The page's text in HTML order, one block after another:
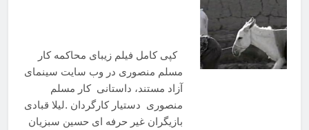
کپی کامل فیلم زیبای محاکمه کار
مسلم منصوری در وب سایت سینمای
آزاد مستند، داستانی کار مسلم
منصوری دستیار کارگردان .لیلا قبادی
بازیگران غیر حرفه ای حسین سبزیان